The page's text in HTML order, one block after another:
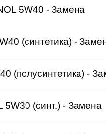
5W40 - Замена
(синтетика) -
(полусинтетика) -
(синт.) - Замена